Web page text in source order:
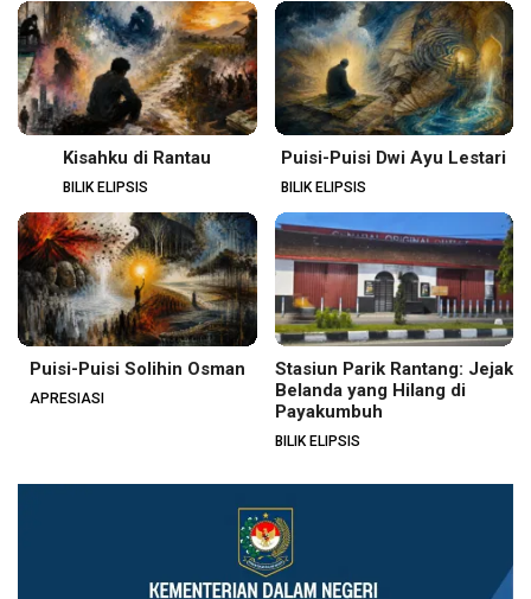
Kisahku di Rantau
BILIK ELIPSIS
Puisi-Puisi Dwi Ayu Lestari
BILIK ELIPSIS
Puisi-Puisi Solihin Osman
APRESIASI
Stasiun Parik Rantang: Jejak
Belanda yang Hilang di
Payakumbuh
BILIK ELIPSIS